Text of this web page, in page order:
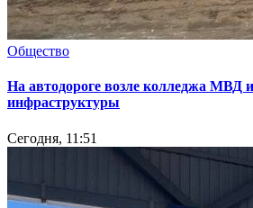
Общество
На автодороге возле колледжа МВД
инфраструктуры
Сегодня, 11:51